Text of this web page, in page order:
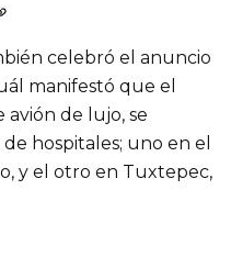
celebró el anuncio
manifestó que el
de lujo, se
hospitales; uno en el
y el otro en Tuxtepec,